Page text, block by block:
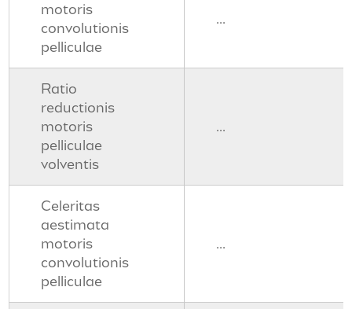
motoris
convolutionis
pelliculae
...
Ratio
reductionis
motoris
pelliculae
volventis
...
Celeritas
aestimata
motoris
convolutionis
pelliculae
...